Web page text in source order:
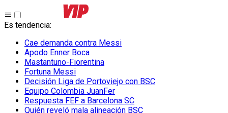
Es tendencia:
Cae demanda contra Messi
Apodo Enner Boca
Mastantuno-Fiorentina
Fortuna Messi
Decisión Liga de Portoviejo con BSC
Equipo Colombia JuanFer
Respuesta FEF a Barcelona SC
Quién reveló mala alineación BSC